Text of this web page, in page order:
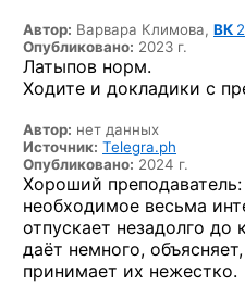
Автор: Варвара Климова, ВК
Опубликовано: 2023 г.
Латыпов норм.
Ходите и докладики с
Автор: нет данных
Источник: Telegra.ph
Опубликовано: 2024 г.
Хороший преподаватель:
необходимое весьма
отпускает незадолго до
даёт немного,
принимает их нежестко.